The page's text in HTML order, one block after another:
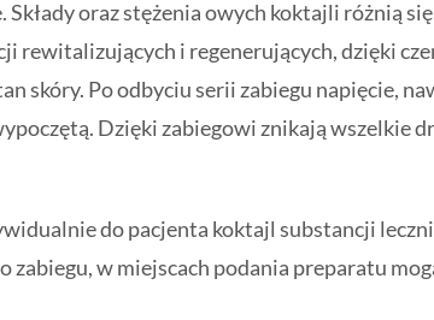
oraz stężenia owych koktajli różnią
rewitalizujących i regenerujących, dzięki
skóry. Po odbyciu serii zabiegu napięcie,
Dzięki zabiegowi znikają wszelkie
do pacjenta koktajl substancji
zabiegu, w miejscach podania preparatu